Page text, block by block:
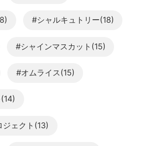
#シャルキュトリー(18)
#シャインマスカット(15)
#オムライス(15)
ェクト(13)